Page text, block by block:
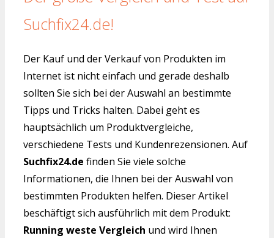
Suchfix24.de!
Der Kauf und der Verkauf von Produkten im
Internet ist nicht einfach und gerade deshalb
sollten Sie sich bei der Auswahl an bestimmte
Tipps und Tricks halten. Dabei geht es
hauptsächlich um Produktvergleiche,
verschiedene Tests und Kundenrezensionen. Auf
Suchfix24.de finden Sie viele solche
Informationen, die Ihnen bei der Auswahl von
bestimmten Produkten helfen. Dieser Artikel
beschäftigt sich ausführlich mit dem Produkt:
Running weste Vergleich und wird Ihnen